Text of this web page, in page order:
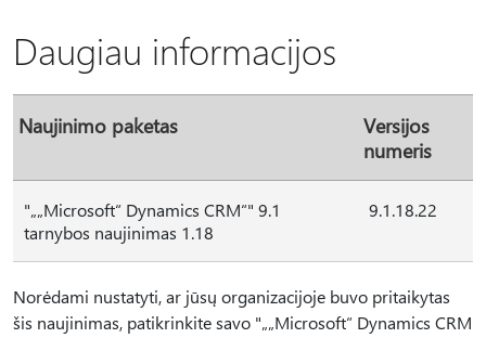
Daugiau informacijos
Naujinimo paketas
Versijos
numeris
"„„Microsoft“ Dynamics CRM“" 9.1
tarnybos naujinimas 1.18
9.1.18.22
Norėdami nustatyti, ar jūsų organizacijoje buvo pritaikytas
šis naujinimas, patikrinkite savo "„„Microsoft“ Dynamics CRM